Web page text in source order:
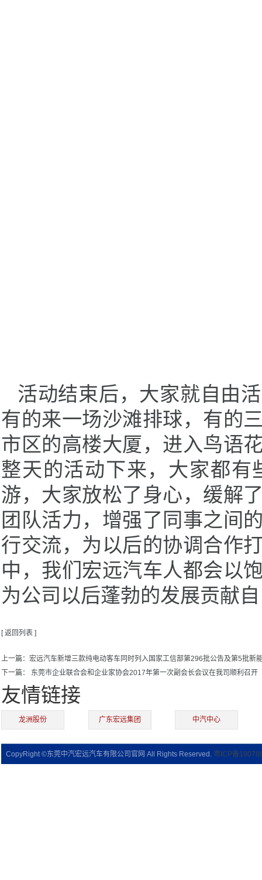
活动结束后，大家就自由
有的来一场沙滩排球，有的
市区的高楼大厦，进入鸟语
整天的活动下来，大家都
游，大家放松了身心，缓解
团队活力，增强了同事之间
行交流，为以后的协调合作
中，我们宏远汽车人都会以
为公司以后蓬勃的发展贡献
[ 返回列表 ]
上一篇：宏远汽车新增三款纯电动客车同时列入国家工信部第296批公告及第5批新
下一篇： 东莞市企业联合会和企业家协会2017年第一次副会长会议在我司顺利召开
友情链接
龙洲股份 广东宏远集团 中汽中心
CopyRight ©东莞中汽宏远汽车有限公司官网 All Rights Reserved. 粤ICP备